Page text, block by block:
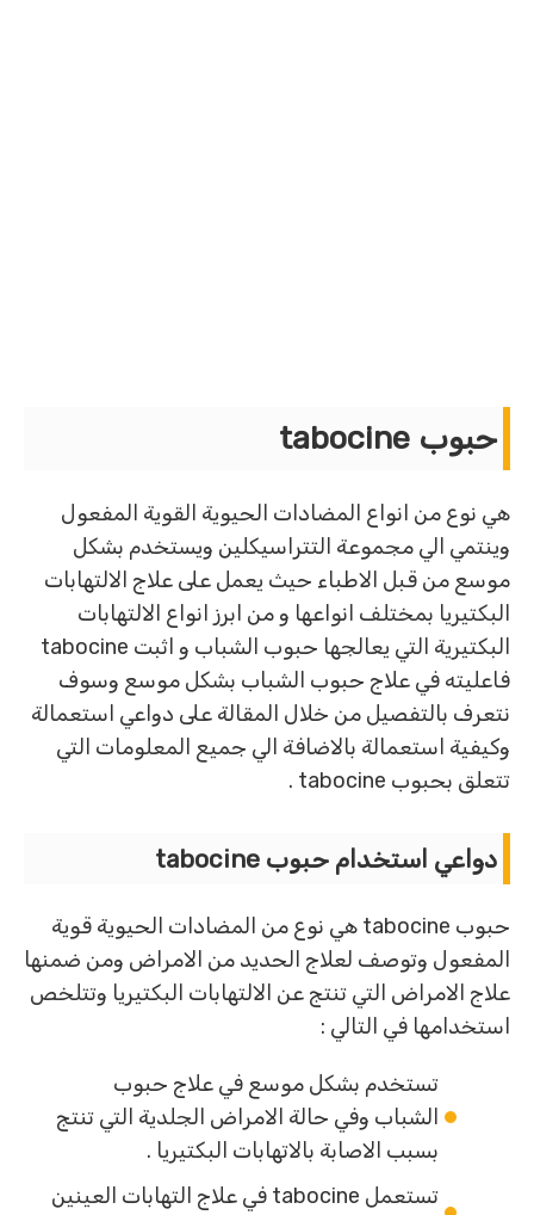
حبوب tabocine
هي نوع من انواع المضادات الحيوية القوية المفعول
وينتمي الي مجموعة التتراسيكلين ويستخدم بشكل
موسع من قبل الاطباء حيث يعمل على علاج الالتهابات
البكتيريا بمختلف انواعها و من ابرز انواع الالتهابات
البكتيرية التي يعالجها حبوب الشباب و اثبت tabocine
فاعليته في علاج حبوب الشباب بشكل موسع وسوف
نتعرف بالتفصيل من خلال المقالة على دواعي استعمالة
وكيفية استعمالة بالاضافة الي جميع المعلومات التي
تتعلق بحبوب tabocine .
دواعي استخدام حبوب tabocine
حبوب tabocine هي نوع من المضادات الحيوية قوية
المفعول وتوصف لعلاج الحديد من الامراض ومن ضمنها
علاج الامراض التي تنتج عن الالتهابات البكتيريا وتتلخص
استخدامها في التالي :
تستخدم بشكل موسع في علاج حبوب
الشباب وفي حالة الامراض الجلدية التي تنتج
بسبب الاصابة بالاتهابات البكتيريا .
تستعمل tabocine في علاج التهابات العينين